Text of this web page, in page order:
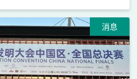
消息